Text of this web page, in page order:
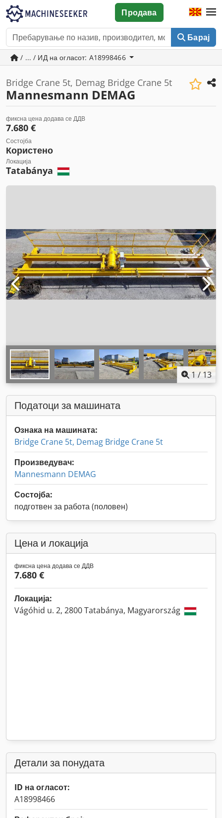
Барај
Продава
/ ... / ИД на огласот: A18998466
Bridge Crane 5t, Demag Bridge Crane 5t
Mannesmann DEMAG
фиксна цена додава се ДДВ
7.680 €
Состојба
Користено
Локација
Tatabánya
1 / 13
Податоци за машината
Ознака на машината:
Bridge Crane 5t, Demag Bridge Crane 5t
Произведувач:
Mannesmann DEMAG
Состојба:
подготвен за работа (половен)
Цена и локација
фиксна цена додава се ДДВ
7.680 €
Локација:
Vágóhid u. 2, 2800 Tatabánya, Magyarország
Детали за понудата
ID на огласот:
A18998466